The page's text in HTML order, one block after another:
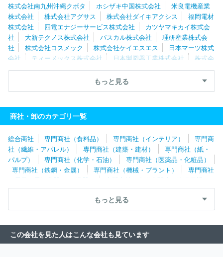
株式会社南九州沖縄クボタ ホシザキ中国株式会社
米良電機産業
株式会社
株式会社アグサス 株式会社ダイキアクシス
福岡電材
株式会社
四電エナジーサービス株式会社
カツヤマキカイ株式会
社
大新テクノス株式会社 パスカル株式会社
理研産業株式会
社
株式会社コスメック 株式会社ケイエスエス
日本マーツ株式
会社
ティーメックス株式会社 日本製図器工業株式会社
株式会
社リブウェルヤマザキ
中部事務機株式会社
富士ゼロックス大阪
株式会社ヤサカ
ヤンマーエネルギーシ
ステム株式会社
ヤ
株式会社デザインアーク 株式会社たけびし
マツモト産業株
式会社
大喜産業株式会社
会社東陽
杉本商事株式会社 名古屋眼鏡株式会社
株式会社アイ
セイ
株式会社エージェンシーアシスト
株式会社ＦＯＶＡテック
コマツ産機株式会社
株式会社オンダ製作所
三浦電気株式会社
株式会社山善
株式会社扇港電機 株式会社ヤガミ
パナソニッ
太陽産業株式会社
ャパン株式会社
進和テック株式会社 横河商事株式会社
キヤノ
ンマーケティングジャパン株式会社
株式会社角産
株式会社
株式会社コーシンインテックス 株式会社テヅカ
住友
もっと見る
商社・卸のカテゴリ一覧
総合商社 専門商社（食料品） 専門商社（インテリア）
専門商
社（繊維・アパレル）
専門商社（建築・建材）
専門商社（紙・
パルプ）
専門商社（化学・石油）
専門商社（医薬品・化粧品）
専門商社（鉄鋼・金属）
専門商社（機械・プラント）
専門商社
（電子・電気機器・OA機器）
専門商社（自動車関連・輸送用機
器）
専門商社（医療機器）
専門商社（文具・事務用品・日用
専門商社（スポーツ・レジャー用品） 専門商社（その他）
もっと見る
この会社を見た人はこんな会社も見ています